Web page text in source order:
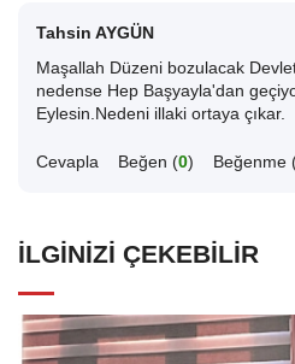
Tahsin AYGÜN
Maşallah Düzeni bozulacak
nedense Hep Başyayla'dan
Eylesin.Nedeni illaki ortaya çıkar.
Cevapla Beğen (0) Beğenme
İLGINIZI ÇEKEBILIR